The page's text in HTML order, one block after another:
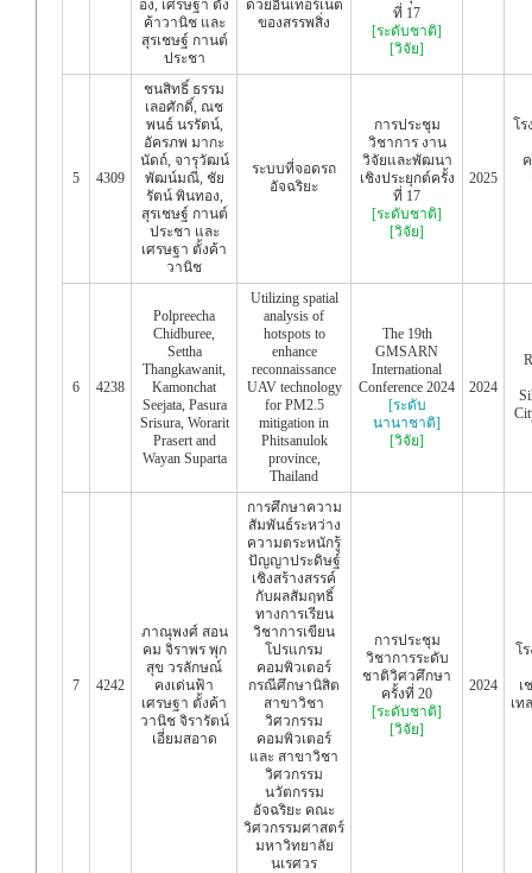
อง, เศรษฐา ตั้ง
ค้าวานิช และ
สุรเชษฐ์ กานต์
ประชา
ด้วยอินเทอร์เน็ต
ของสรรพสิ่ง
ที่ 17
[ระดับชาติ]
[วิจัย]
5 4309
ชนสิทธิ์ ธรรม
เลอศักดิ์, ณช
พนธ์ นรรัตน์,
อัครภพ มากะ
นัดถ์, จารุวัฒน์
พัฒน์มณี, ชัย
รัตน์ พินทอง,
สุรเชษฐ์ กานต์
ประชา และ
เศรษฐา ตั้งค้า
วานิช
ระบบที่จอดรถ
อัจฉริยะ
การประชุม
วิชาการ งาน
วิจัยและพัฒนา
เชิงประยุกต์ครั้ง
ที่ 17
[ระดับชาติ]
[วิจัย]
2025
โร
6 4238
Polpreecha
Chidburee,
Settha
Thangkawanit,
Kamonchat
Seejata, Pasura
Srisura, Worarit
Prasert and
Wayan Suparta
Utilizing spatial
analysis of
hotspots to
enhance
reconnaissance
UAV technology
for PM2.5
mitigation in
Phitsanulok
province,
Thailand
The 19th
GMSARN
International
Conference 2024
[ระดับ
นานาชาติ]
[วิจัย]
2024
7 4242
ภาณุพงศ์ สอน
คม จิราพร พุก
สุข วรลักษณ์
คงเด่นฟ้า
เศรษฐา ตั้งค้า
วานิช จิรารัตน์
เอี่ยมสอาด
การศึกษาความ
สัมพันธ์ระหว่าง
ความตระหนักรู้
ปัญญาประดิษฐ์
เชิงสร้างสรรค์
กับผลสัมฤทธิ์
ทางการเรียน
วิชาการเขียน
โปรแกรม
คอมพิวเตอร์
กรณีศึกษานิสิต
สาขาวิชา
วิศวกรรม
คอมพิวเตอร์
และ สาขาวิชา
วิศวกรรม
นวัตกรรม
อัจฉริยะ คณะ
วิศวกรรมศาสตร์
มหาวิทยาลัย
นเรศวร
การประชุม
วิชาการระดับ
ชาติวิศวศึกษา
ครั้งที่ 20
[ระดับชาติ]
[วิจัย]
2024
โ
เ
เท